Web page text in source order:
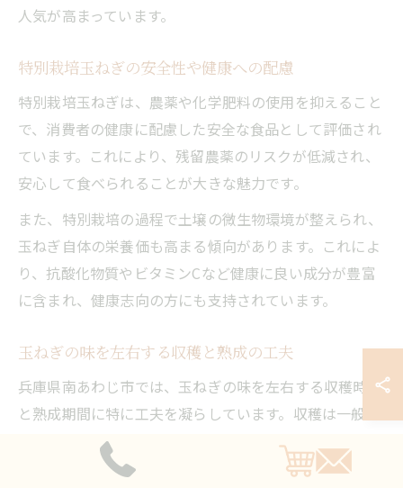
人気が高まっています。
特別栽培玉ねぎの安全性や健康への配慮
特別栽培玉ねぎは、農薬や化学肥料の使用を抑えること
で、消費者の健康に配慮した安全な食品として評価され
ています。これにより、残留農薬のリスクが低減され、
安心して食べられることが大きな魅力です。
また、特別栽培の過程で土壌の微生物環境が整えられ、
玉ねぎ自体の栄養価も高まる傾向があります。これによ
り、抗酸化物質やビタミンCなど健康に良い成分が豊富
に含まれ、健康志向の方にも支持されています。
玉ねぎの味を左右する収穫と熟成の工夫
兵庫県南あわじ市では、玉ねぎの味を左右する収穫時期
と熟成期間に特に工夫を凝らしています。収穫は一般的
な時期よりも遅らせることで、糖度の上昇を促進し、よ
り甘みが強い玉ねぎに仕上げています。